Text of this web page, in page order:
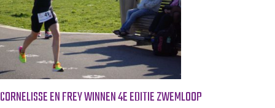
CORNELISSE EN FREY WINNEN 4E EDITIE ZWEMLOOP